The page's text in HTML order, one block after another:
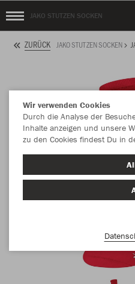
JAKO STUTZEN SOCKEN
ZURÜCK JAKO STUTZEN SOCKEN
Wir verwenden Cookies
Durch die Analyse der
Inhalte anzeigen und unsere
zu den Cookies findest Du in